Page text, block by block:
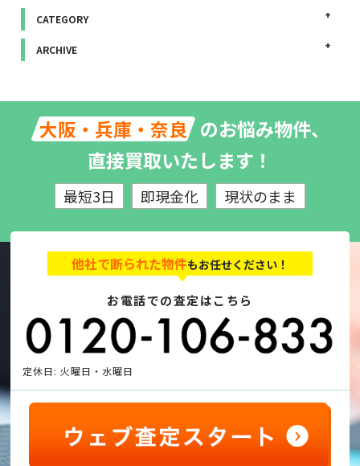
CATEGORY
ARCHIVE
大阪・兵庫・奈良 のお悩み物件、
直接買取いたします！
最短3日 即現金化 現状のまま
他社で断られた物件もお任せください！
お電話での査定はこちら
定休日: 火曜日・水曜日